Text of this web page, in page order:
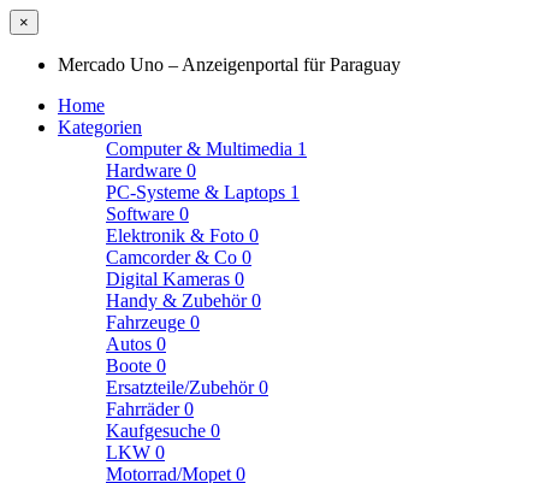
×
Mercado Uno – Anzeigenportal für Paraguay
Home
Kategorien
Computer & Multimedia 1
Hardware 0
PC-Systeme & Laptops 1
Software 0
Elektronik & Foto 0
Camcorder & Co 0
Digital Kameras 0
Handy & Zubehör0
Fahrzeuge 0
Autos 0
Boote 0
Ersatzteile/Zubehör0
Fahrräder0
Kaufgesuche 0
LKW 0
Motorrad/Mopet 0